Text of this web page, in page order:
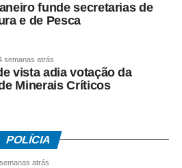
funde secretarias de
e de Pesca
semanas atrás
vista adia votação da
Minerais Críticos
POLÍCIA
atrás